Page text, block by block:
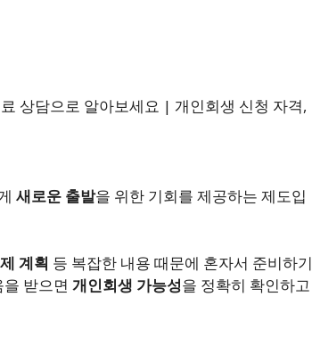
상담으로 알아보세요 | 개인회생 신청 자격,
새로운 출발을 위한 기회를 제공하는 제도입
계획 등 복잡한 내용 때문에 혼자서 준비하기
받으면 개인회생 가능성을 정확히 확인하고